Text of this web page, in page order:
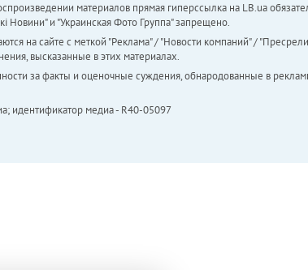
материалов прямая гиперссылка на LB.ua
Новини" и "Украинская Фото Группа" запрещено.
на сайте с меткой "Реклама" / "Новости компаний" /
высказанные в этих материалах.
за факты и оценочные суждения, обнародованные в
идентификатор медиа - R40-05097